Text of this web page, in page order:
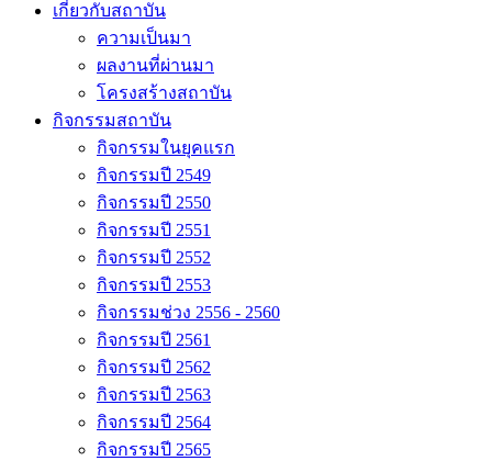
เกี่ยวกับสถาบัน
ความเป็นมา
ผลงานที่ผ่านมา
โครงสร้างสถาบัน
กิจกรรมสถาบัน
กิจกรรมในยุคแรก
กิจกรรมปี 2549
กิจกรรมปี 2550
กิจกรรมปี 2551
กิจกรรมปี 2552
กิจกรรมปี 2553
กิจกรรมช่วง 2556 - 2560
กิจกรรมปี 2561
กิจกรรมปี 2562
กิจกรรมปี 2563
กิจกรรมปี 2564
กิจกรรมปี 2565